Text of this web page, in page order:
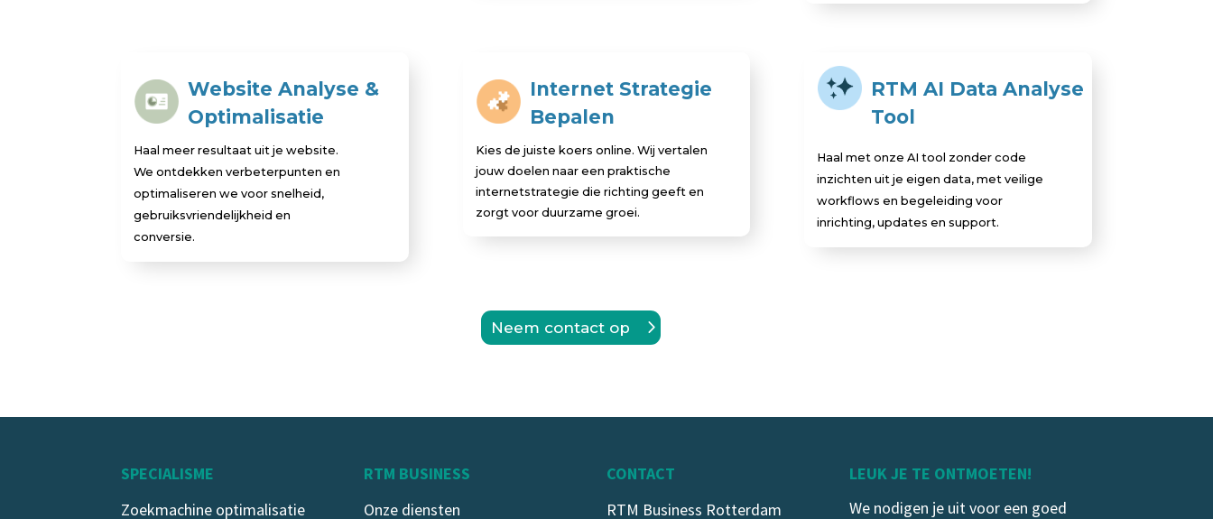
Website Analyse &
Optimalisatie
Haal meer resultaat uit je website.
We ontdekken verbeterpunten en
optimaliseren we voor snelheid,
gebruiksvriendelijkheid en
conversie.
Internet Strategie
Bepalen
Kies de juiste koers online. Wij vertalen
jouw doelen naar een praktische
internetstrategie die richting geeft en
zorgt voor duurzame groei.
RTM AI Data Analyse
Tool
Haal met onze AI tool zonder code
inzichten uit je eigen data, met veilige
workflows en begeleiding voor
inrichting, updates en support.
Neem contact op
SPECIALISME
Zoekmachine optimalisatie
RTM BUSINESS
Onze diensten
CONTACT
RTM Business Rotterdam
LEUK JE TE ONTMOETEN!
We nodigen je uit voor een goed